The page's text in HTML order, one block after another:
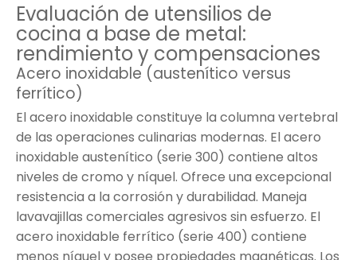
Evaluación de utensilios de
cocina a base de metal:
rendimiento y compensaciones
Acero inoxidable (austenítico versus
ferrítico)
El acero inoxidable constituye la columna vertebral
de las operaciones culinarias modernas. El acero
inoxidable austenítico (serie 300) contiene altos
niveles de cromo y níquel. Ofrece una excepcional
resistencia a la corrosión y durabilidad. Maneja
lavavajillas comerciales agresivos sin esfuerzo. El
acero inoxidable ferrítico (serie 400) contiene